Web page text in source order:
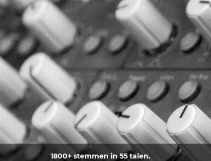
1800+ stemmen in 55 talen.